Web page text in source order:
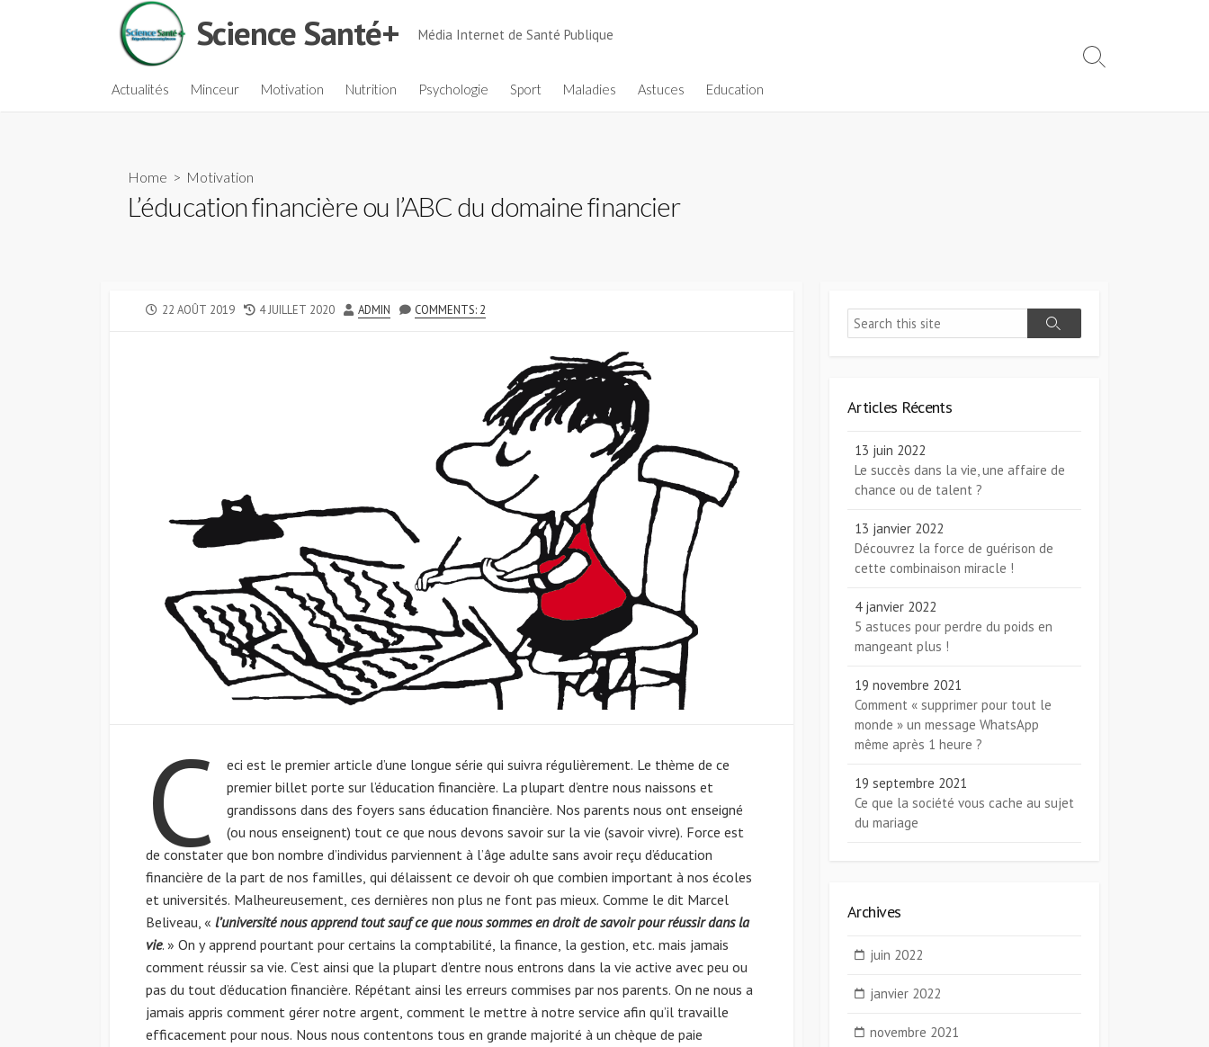
Science Santé+ Média Internet de Santé Publique
Actualités Minceur Motivation Nutrition Psychologie Sport Maladies Astuces Education
Search
Home > Motivation
L’éducation financière ou l’ABC du domaine financier
PUBLISHED
22 AOÛT 2019
LAST
4 JUILLET 2020 AUTHOR
ADMIN COMMENTS: 2
C
eci est le premier article d’une longue série qui suivra régulièrement. Le thème de ce
premier billet porte sur l’éducation financière. La plupart d’entre nous naissons et
grandissons dans des foyers sans éducation financière. Nos parents nous ont enseigné
(ou nous enseignent) tout ce que nous devons savoir sur la vie (savoir vivre). Force est
de constater que bon nombre d’individus parviennent à l’âge adulte sans avoir reçu d’éducation
financière de la part de nos familles, qui délaissent ce devoir oh que combien important à nos écoles
et universités. Malheureusement, ces dernières non plus ne font pas mieux. Comme le dit Marcel
Beliveau, « l’université nous apprend tout sauf ce que nous sommes en droit de savoir pour réussir dans la
vie. » On y apprend pourtant pour certains la comptabilité, la finance, la gestion, etc. mais jamais
comment réussir sa vie. C’est ainsi que la plupart d’entre nous entrons dans la vie active avec peu ou
pas du tout d’éducation financière. Répétant ainsi les erreurs commises par nos parents. On ne nous a
jamais appris comment gérer notre argent, comment le mettre à notre service afin qu’il travaille
efficacement pour nous. Nous nous contentons tous en grande majorité à un chèque de paie
Search
Search
Articles Récents
13 juin 2022
Le succès dans la vie, une affaire de
chance ou de talent ?
13 janvier 2022
Découvrez la force de guérison de
cette combinaison miracle !
4 janvier 2022
5 astuces pour perdre du poids en
mangeant plus !
19 novembre 2021
Comment « supprimer pour tout le
monde » un message WhatsApp
même après 1 heure ?
19 septembre 2021
Ce que la société vous cache au sujet
du mariage
Archives
juin 2022
janvier 2022
novembre 2021